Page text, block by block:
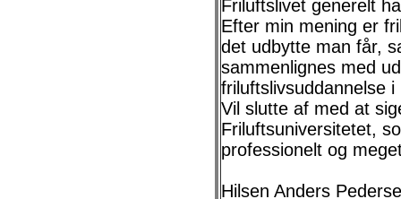
Friluftslivet generelt
Efter min mening er
det udbytte man får,
sammenlignes med
friluftslivsuddannelse i
Vil slutte af med at
Friluftsuniversitetet,
professionelt og
Hilsen Anders